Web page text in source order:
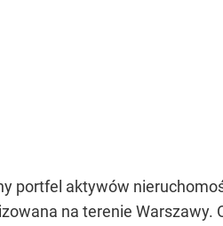
portfel aktywów
na terenie